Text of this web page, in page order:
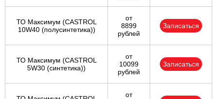
ТО Максимум (CASTROL
10W40 (полусинтетика))
от
8899
рублей
Записаться
ТО Максимум (CASTROL
5W30 (синтетика))
от
10099
рублей
Записаться
от